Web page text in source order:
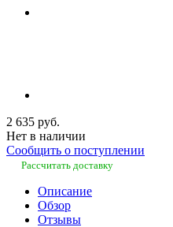
2 635 руб.
Нет в наличии
Сообщить о поступлении
Рассчитать доставку
Описание
Обзор
Отзывы